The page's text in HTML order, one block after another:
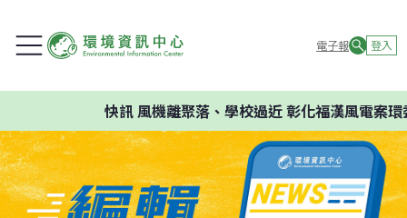
電子報 登入
快訊風機離聚落、學校過近 彰化福漢風電案環